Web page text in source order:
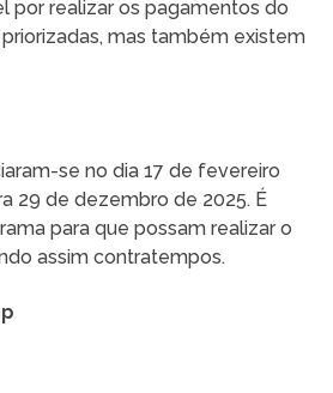
por realizar os pagamentos do
priorizadas, mas também existem
se no dia 17 de fevereiro
29 de dezembro de 2025. É
para que possam realizar o
assim contratempos.